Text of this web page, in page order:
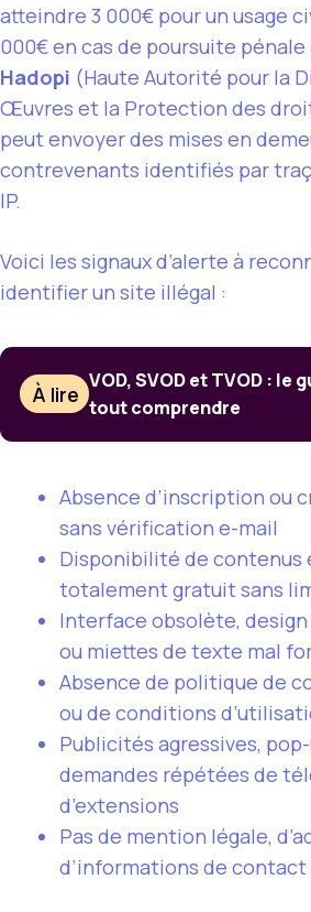
atteindre 3 000€ pour un usage
000€ en cas de poursuite pénale
Hadopi (Haute Autorité pour la
Œuvres et la Protection des
peut envoyer des mises en
contrevenants identifiés par
IP.
Voici les signaux d’alerte à
identifier un site illégal :
À lire
VOD, SVOD et TVOD : le
tout comprendre
Absence d’inscription ou
sans vérification e-mail
Disponibilité de contenus
totalement gratuit sans
Interface obsolète,
ou miettes de texte mal
Absence de politique de
ou de conditions
Publicités agressives,
demandes répétées de
d’extensions
Pas de mention légale,
d’informations de contact